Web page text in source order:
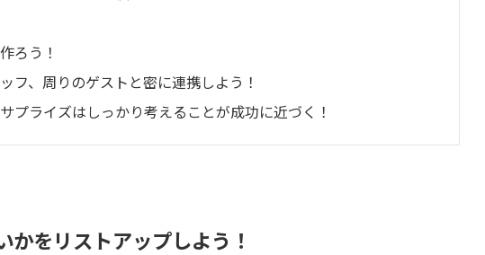
ろう！
フ、周りのゲストと密に連携しよう！
プライズはしっかり考えることが成功に近づく！
かをリストアップしよう！